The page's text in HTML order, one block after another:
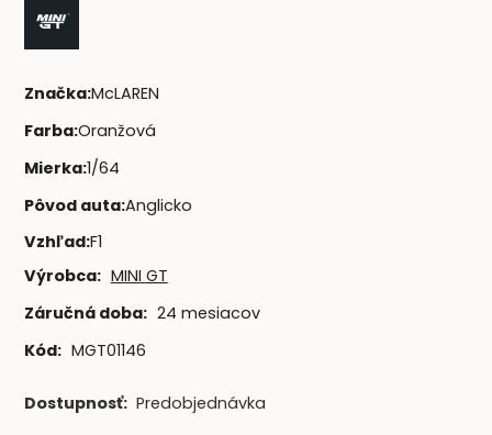
Značka:McLAREN
Farba:Oranžová
Mierka:1/64
Pôvod auta:Anglicko
Vzhľad:F1
Výrobca: MINI GT
Záručná doba: 24 mesiacov
Kód: MGT01146
Dostupnosť: Predobjednávka